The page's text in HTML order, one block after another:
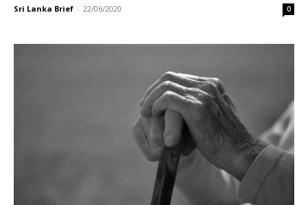
Sri Lanka Brief - 22/06/2020 0